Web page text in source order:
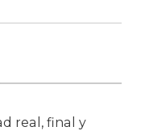
real, final y